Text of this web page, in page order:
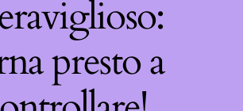
presto a